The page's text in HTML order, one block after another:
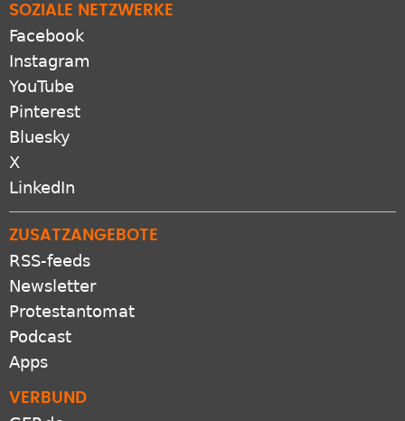
SOZIALE NETZWERKE
Facebook
Instagram
YouTube
Pinterest
Bluesky
X
LinkedIn
ZUSATZANGEBOTE
RSS-feeds
Newsletter
Protestantomat
Podcast
Apps
VERBUND